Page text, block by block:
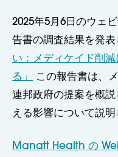
2025年5月6日のウェ
告書の調査結果を発表
い：メディケイド削
る」
この報告書は、
連邦政府の提案を概
える影響について説明
Manatt Health の